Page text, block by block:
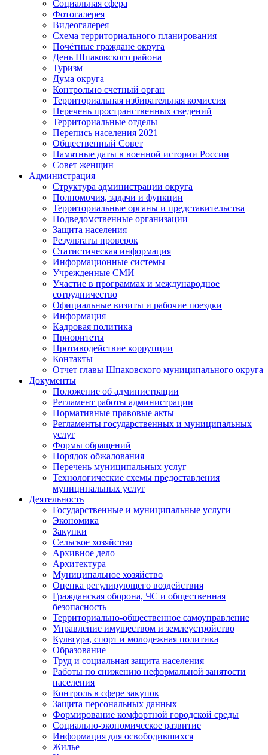
Социальная сфера
Фотогалерея
Видеогалерея
Схема территориального планирования
Почётные граждане округа
День Шпаковского района
Туризм
Дума округа
Контрольно счетный орган
Территориальная избирательная комиссия
Перечень пространственных сведений
Территориальные отделы
Перепись населения 2021
Общественный Совет
Памятные даты в военной истории России
Совет женщин
Администрация
Структура администрации округа
Полномочия, задачи и функции
Территориальные органы и представительства
Подведомственные организации
Защита населения
Результаты проверок
Статистическая информация
Информационные системы
Учрежденные СМИ
Участие в программах и международное
сотрудничество
Официальные визиты и рабочие поездки
Информация
Кадровая политика
Приоритеты
Противодействие коррупции
Контакты
Отчет главы Шпаковского муниципального округа
Документы
Положение об администрации
Регламент работы администрации
Нормативные правовые акты
Регламенты государственных и муниципальных
услуг
Формы обращений
Порядок обжалования
Перечень муниципальных услуг
Технологические схемы предоставления
муниципальных услуг
Деятельность
Государственные и муниципальные услуги
Экономика
Закупки
Сельское хозяйство
Архивное дело
Архитектура
Муниципальное хозяйство
Оценка регулирующего воздействия
Гражданская оборона, ЧС и общественная
безопасность
Территориально-общественное самоуправление
Управление имуществом и землеустройство
Культура, спорт и молодежная политика
Образование
Труд и социальная защита населения
Работы по снижению неформальной занятости
населения
Контроль в сфере закупок
Защита персональных данных
Формирование комфортной городской среды
Социально-экономическое развитие
Информация для освободившихся
Жилье